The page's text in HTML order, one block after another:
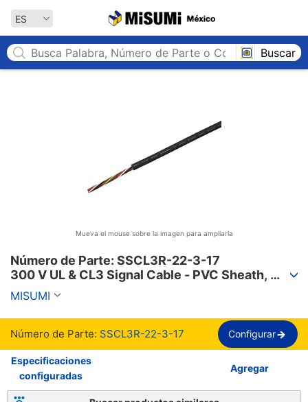
ES
Buscar
Mueva el mouse sobre la imagen para ampliarla
Número de Parte: SSCL3R-22-3-17
300 V UL & CL3 Signal Cable - PVC Sheath,
SSCL3R Series
MISUMI
Número de Parte: SSCL3R-22-3-17 Configurar
Especificaciones
configuradas
Agregar